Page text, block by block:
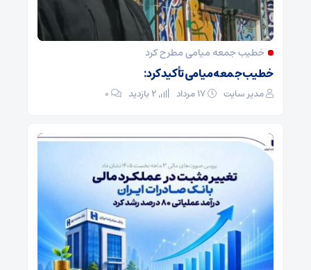
خطیب جمعه میامی مطرح کرد
خطیب جمعه میامی تأکید کرد:
مدیر سایت ۰